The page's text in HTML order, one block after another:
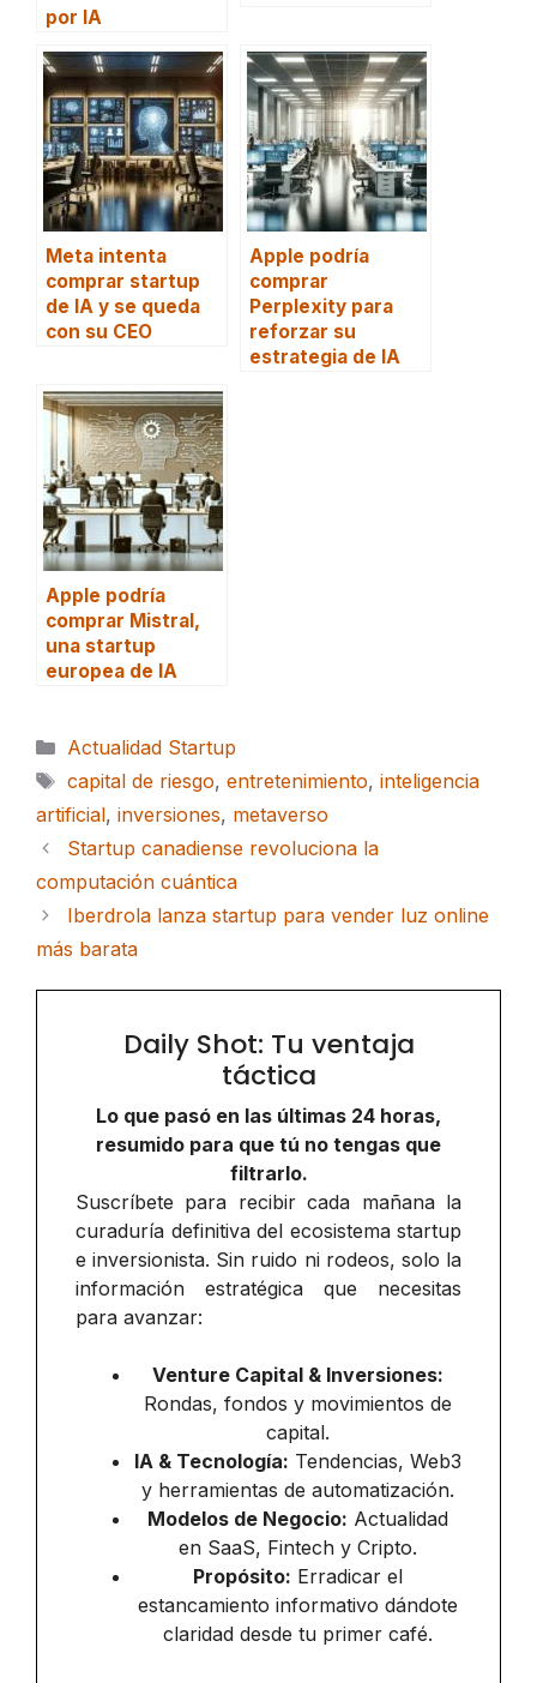
por IA
Meta intenta
comprar startup
de IA y se queda
con su CEO
Apple podría
comprar
Perplexity para
reforzar su
estrategia de IA
Apple podría
comprar Mistral,
una startup
europea de IA
Categorías
Actualidad Startup
Etiquetas
capital de riesgo, entretenimiento, inteligencia
artificial, inversiones, metaverso
Startup canadiense revoluciona la
computación cuántica
Iberdrola lanza startup para vender luz online
más barata
Daily Shot: Tu ventaja
táctica
Lo que pasó en las últimas 24 horas,
resumido para que tú no tengas que
filtrarlo.
Suscríbete para recibir cada mañana la
curaduría definitiva del ecosistema startup
e inversionista. Sin ruido ni rodeos, solo la
información estratégica que necesitas
para avanzar:
Venture Capital & Inversiones:
Rondas, fondos y movimientos de
capital.
IA & Tecnología: Tendencias, Web3
y herramientas de automatización.
Modelos de Negocio: Actualidad
en SaaS, Fintech y Cripto.
Propósito: Erradicar el
estancamiento informativo dándote
claridad desde tu primer café.